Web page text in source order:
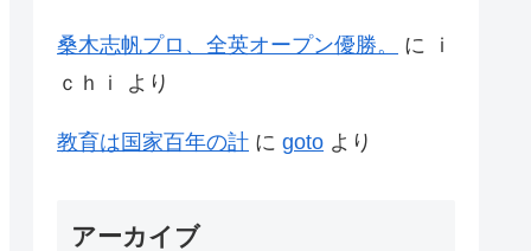
桑木志帆プロ、全英オープン優勝。 に
ｉ
ｃｈｉ
より
教育は国家百年の計 に goto より
アーカイブ